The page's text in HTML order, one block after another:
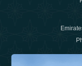
Хотели бы вы
Подпишитесь на